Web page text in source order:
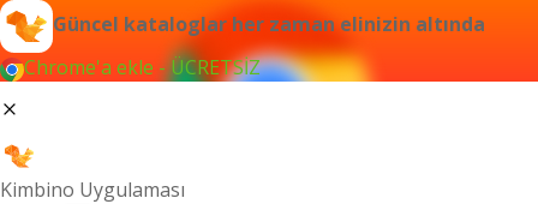
Güncel kataloglar her zaman elinizin altında
Chrome'a ekle - ÜCRETSİZ
Kimbino Uygulaması